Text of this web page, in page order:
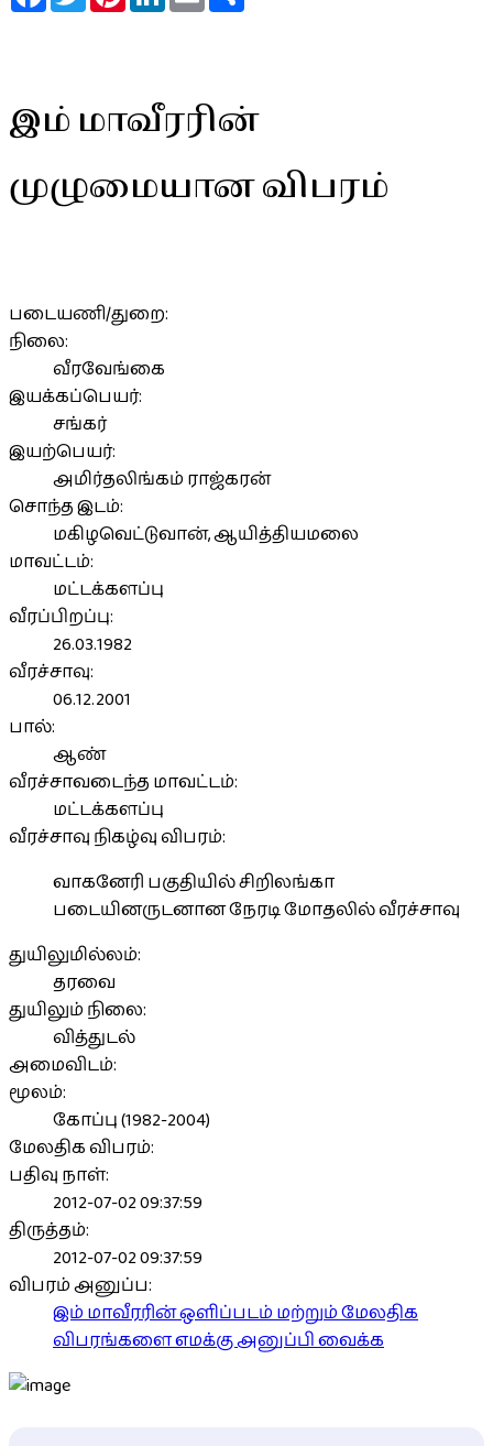
இம் மாவீரரின்
முழுமையான விபரம்
படையணி/துறை:
நிலை:
வீரவேங்கை
இயக்கப்பெயர்:
சங்கர்
இயற்பெயர்:
அமிர்தலிங்கம் ராஜ்கரன்
சொந்த இடம்:
மகிழவெட்டுவான், ஆயித்தியமலை
மாவட்டம்:
மட்டக்களப்பு
வீரப்பிறப்பு:
26.03.1982
வீரச்சாவு:
06.12.2001
பால்:
ஆண்
வீரச்சாவடைந்த மாவட்டம்:
மட்டக்களப்பு
வீரச்சாவு நிகழ்வு விபரம்:
வாகனேரி பகுதியில் சிறிலங்கா
படையினருடனான நேரடி மோதலில் வீரச்சாவு
துயிலுமில்லம்:
தரவை
துயிலும் நிலை:
வித்துடல்
அமைவிடம்:
மூலம்:
கோப்பு (1982-2004)
மேலதிக விபரம்:
பதிவு நாள்:
2012-07-02 09:37:59
திருத்தம்:
2012-07-02 09:37:59
விபரம் அனுப்ப:
இம் மாவீரரின் ஒளிப்படம் மற்றும் மேலதிக
விபரங்களை எமக்கு அனுப்பி வைக்க